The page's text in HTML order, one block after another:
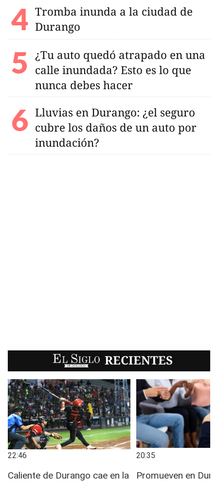
Tromba inunda a la ciudad de
Durango
¿Tu auto quedó atrapado en una
calle inundada? Esto es lo que
nunca debes hacer
Lluvias en Durango: ¿el seguro
cubre los daños de un auto por
inundación?
EL SIGLO RECIENTES